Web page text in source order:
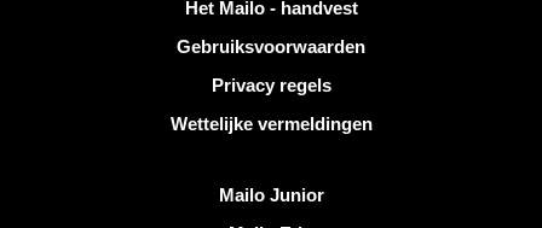
Het Mailo - handvest
Gebruiksvoorwaarden
Privacy regels
Wettelijke vermeldingen
Mailo Junior